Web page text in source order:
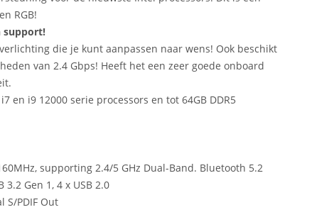
RGB!
support!
die je kunt aanpassen naar wens! Ook beschikt
van 2.4 Gbps! Heeft het een zeer goede onboard
en i9 12000 serie processors en tot 64GB DDR5
supporting 2.4/5 GHz Dual-Band. Bluetooth 5.2
3.2 Gen 1, 4 x USB 2.0
S/PDIF Out